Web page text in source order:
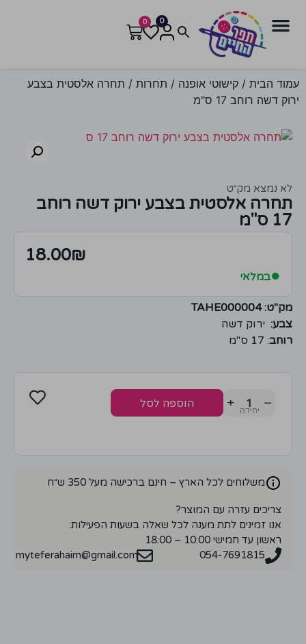
0
0
עמוד הבית / קישוטי אופנה / תחרות / תחרה אלסטית בצבע
ירוק דשה רוחב 17 ס"מ
לא נמצא מק״ט
תחרה אלסטית בצבע ירוק דשה רוחב
17 ס"מ
18.00₪
●במלאי
מק"ט: TAHE000004
צבע: ירוק דשה
רוחב: 17 ס"מ
−
+ הוספה לסל
משלוחים לכל הארץ – חינם ברכישה מעל 350 ש״ח
צריכים עזרה עם המוצר?
אנו זמינים לתת מענה לכל שאלה בשעות הפעילות:
ראשון עד חמישי 10:00 – 18:00
054-7691815
myteferahaim@gmail.com